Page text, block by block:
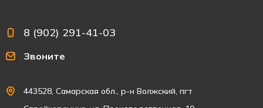
8 (902) 291-41-03
Звоните
443528, Самарская обл., р-н Волжский, пгт